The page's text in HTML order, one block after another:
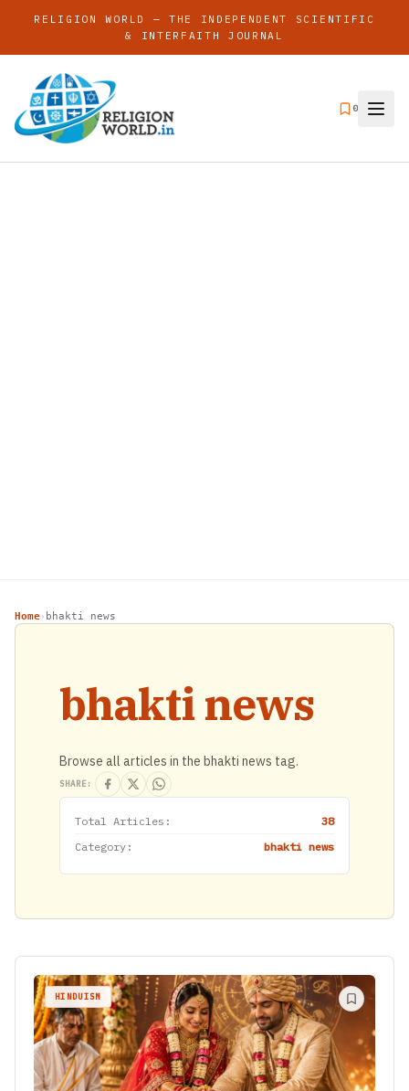
RELIGION WORLD — THE INDEPENDENT SCIENTIFIC
& INTERFAITH JOURNAL
0
Home› bhakti news
bhakti news
Browse all articles in the bhakti news tag.
SHARE:
Total Articles:
38
Category:
bhakti news
HINDUISM